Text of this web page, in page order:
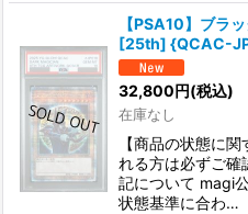
【PSA10】ブラ
[25th] {QCAC-
32,800円(税込)
在庫なし
【商品の状態に
れる方は必ずご確
記について magi
状態基準に合わ…